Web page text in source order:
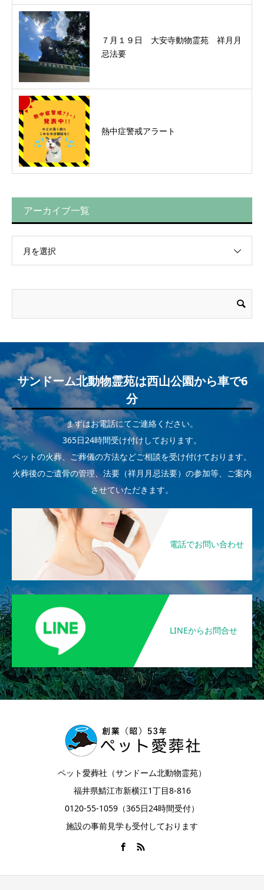
７月１９日 大安寺動物霊苑 祥月月
忌法要
熱中症警戒アラート
アーカイブ一覧
月を選択
サンドーム北動物霊苑は西山公園から車で6
分
まずはお電話にてご連絡ください。
365日24時間受け付けしております。
ペットの火葬、ご葬儀の方法などご相談を受け付けております。
火葬後のご遺骨の管理、法要（祥月月忌法要）の参加等、ご案内
させていただきます。
電話でお問い合わせ
LINEからお問合せ
ペット愛葬社（サンドーム北動物霊苑）
福井県鯖江市新横江1丁目8-816
0120-55-1059（365日24時間受付）
施設の事前見学も受付しております